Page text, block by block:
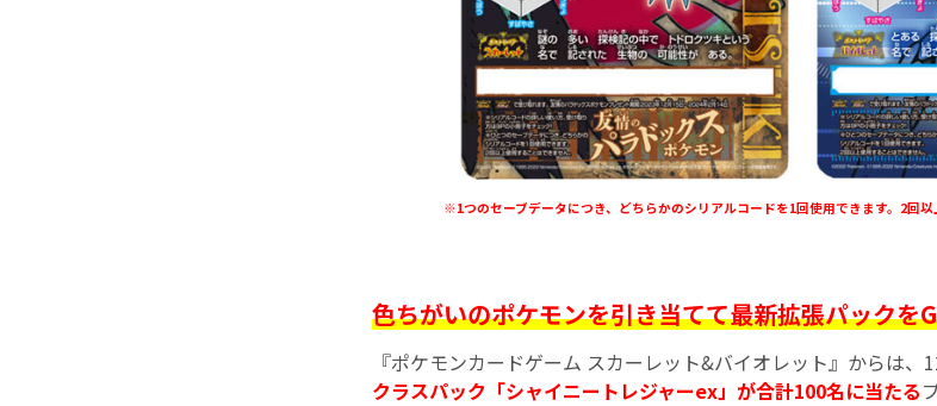
※1つのセーブデータにつき、どちらかのシリアルコードを1回使用できます。2回以
色ちがいのポケモンを引き当てて最新拡張パックを
『ポケモンカードゲーム スカーレット&バイオレット』からは
クラスパック「シャイニートレジャーex」が合計100名に当たる